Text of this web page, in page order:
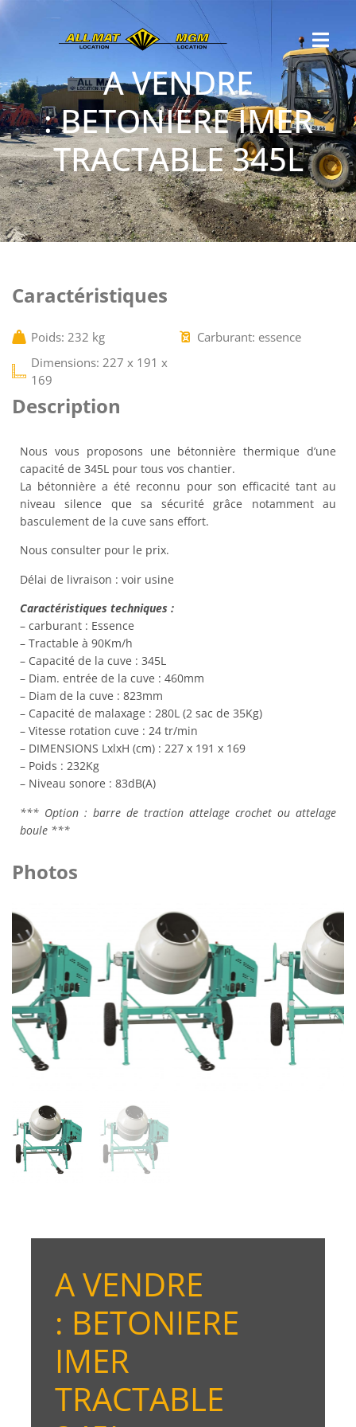
A VENDRE
: BETONIERE IMER
TRACTABLE 345L
Caractéristiques
Poids: 232 kg
Carburant: essence
Dimensions: 227 x 191 x
169
Description
Nous vous proposons une bétonnière thermique d’une
capacité de 345L pour tous vos chantier.
La bétonnière a été reconnu pour son efficacité tant au
niveau silence que sa sécurité grâce notamment au
basculement de la cuve sans effort.
Nous consulter pour le prix.
Délai de livraison : voir usine
Caractéristiques techniques :
– carburant : Essence
– Tractable à 90Km/h
– Capacité de la cuve : 345L
– Diam. entrée de la cuve : 460mm
– Diam de la cuve : 823mm
– Capacité de malaxage : 280L (2 sac de 35Kg)
– Vitesse rotation cuve : 24 tr/min
– DIMENSIONS LxlxH (cm) : 227 x 191 x 169
– Poids : 232Kg
– Niveau sonore : 83dB(A)
*** Option : barre de traction attelage crochet ou attelage
boule ***
Photos
A VENDRE
: BETONIERE
IMER
TRACTABLE